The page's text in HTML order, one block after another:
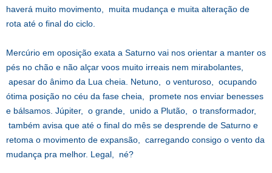
haverá muito movimento, muita mudança e muita alteração de
rota até o final do ciclo.
Mercúrio em oposição exata a Saturno vai nos orientar a manter os
pés no chão e não alçar voos muito irreais nem mirabolantes,
apesar do ânimo da Lua cheia. Netuno, o venturoso, ocupando
ótima posição no céu da fase cheia, promete nos enviar benesses
e bálsamos. Júpiter, o grande, unido a Plutão, o transformador,
também avisa que até o final do mês se desprende de Saturno e
retoma o movimento de expansão, carregando consigo o vento da
mudança pra melhor. Legal, né?